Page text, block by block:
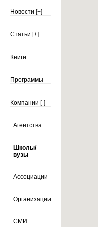
Новости [+]
Статьи [+]
Книги
Программы
Компании [-]
Агентства
Школы/
вузы
Ассоциации
Организации
СМИ